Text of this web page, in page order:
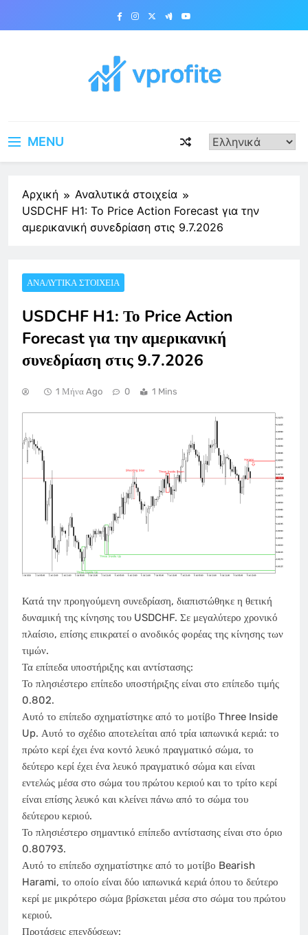
MENU
Αρχική
Αναλυτικά στοιχεία
USDCHF H1: Το Price Action Forecast για την
αμερικανική συνεδρίαση στις 9.7.2026
ΑΝΑΛΥΤΙΚΆ ΣΤΟΙΧΕΊΑ
USDCHF H1: Το Price Action
Forecast για την αμερικανική
συνεδρίαση στις 9.7.2026
1 Μήνα Ago 0 1 Mins
Κατά την προηγούμενη συνεδρίαση, διαπιστώθηκε η θετική
δυναμική της κίνησης του USDCHF. Σε μεγαλύτερο χρονικό
πλαίσιο, επίσης επικρατεί ο ανοδικός φορέας της κίνησης των
τιμών.
Τα επίπεδα υποστήριξης και αντίστασης:
Το πλησιέστερο επίπεδο υποστήριξης είναι στο επίπεδο τιμής
0.802.
Αυτό το επίπεδο σχηματίστηκε από το μοτίβο Three Inside
Up. Αυτό το σχέδιο αποτελείται από τρία ιαπωνικά κεριά: το
πρώτο κερί έχει ένα κοντό λευκό πραγματικό σώμα, το
δεύτερο κερί έχει ένα λευκό πραγματικό σώμα και είναι
εντελώς μέσα στο σώμα του πρώτου κεριού και το τρίτο κερί
είναι επίσης λευκό και κλείνει πάνω από το σώμα του
δεύτερου κεριού.
Το πλησιέστερο σημαντικό επίπεδο αντίστασης είναι στο όριο
0.80793.
Αυτό το επίπεδο σχηματίστηκε από το μοτίβο Bearish
Harami, το οποίο είναι δύο ιαπωνικά κεριά όπου το δεύτερο
κερί με μικρότερο σώμα βρίσκεται μέσα στο σώμα του πρώτου
κεριού.
Προτάσεις επενδύσεων: